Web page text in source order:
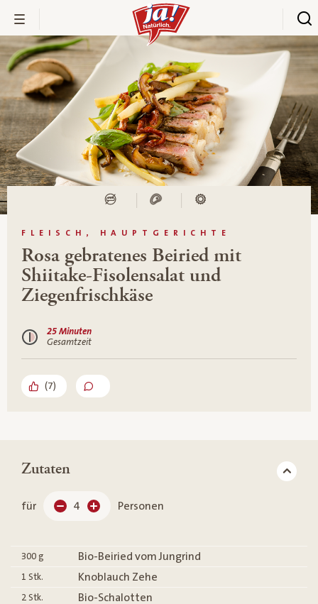
FLEISCH, HAUPTGERICHTE
Rosa gebratenes Beiried mit
Shiitake-Fisolensalat und
Ziegenfrischkäse
25 Minuten
Gesamtzeit
(7)
Zutaten
für 4 Personen
300 g Bio-Beiried vom Jungrind
1 Stk. Knoblauch Zehe
2 Stk. Bio-Schalotten